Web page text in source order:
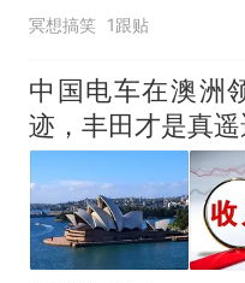
了
冥想搞笑 1跟贴
中国电车在澳洲
迹，丰田才是真